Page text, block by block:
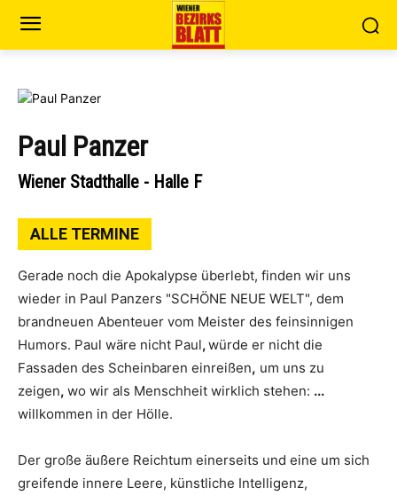
Paul Panzer
Wiener Stadthalle - Halle F
ALLE TERMINE
Gerade noch die Apokalypse überlebt, finden wir uns
wieder in Paul Panzers "SCHÖNE NEUE WELT", dem
brandneuen Abenteuer vom Meister des feinsinnigen
Humors. Paul wäre nicht Paul,würde er nicht die
Fassaden des Scheinbaren einreißen, um uns zu
zeigen, wo wir als Menschheit wirklich stehen: ...
willkommen in der Hölle.
Der große äußere Reichtum einerseits und eine um sich
greifende innere Leere, künstliche Intelligenz,